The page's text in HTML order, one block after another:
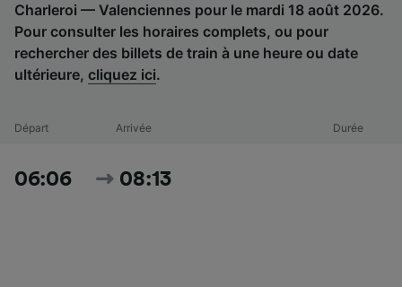
Charleroi — Valenciennes pour le mardi 18 août 2026.
Pour consulter les horaires complets, ou pour
rechercher des billets de train à une heure ou date
ultérieure, cliquez ici.
Départ Arrivée Durée
06:06 08:13